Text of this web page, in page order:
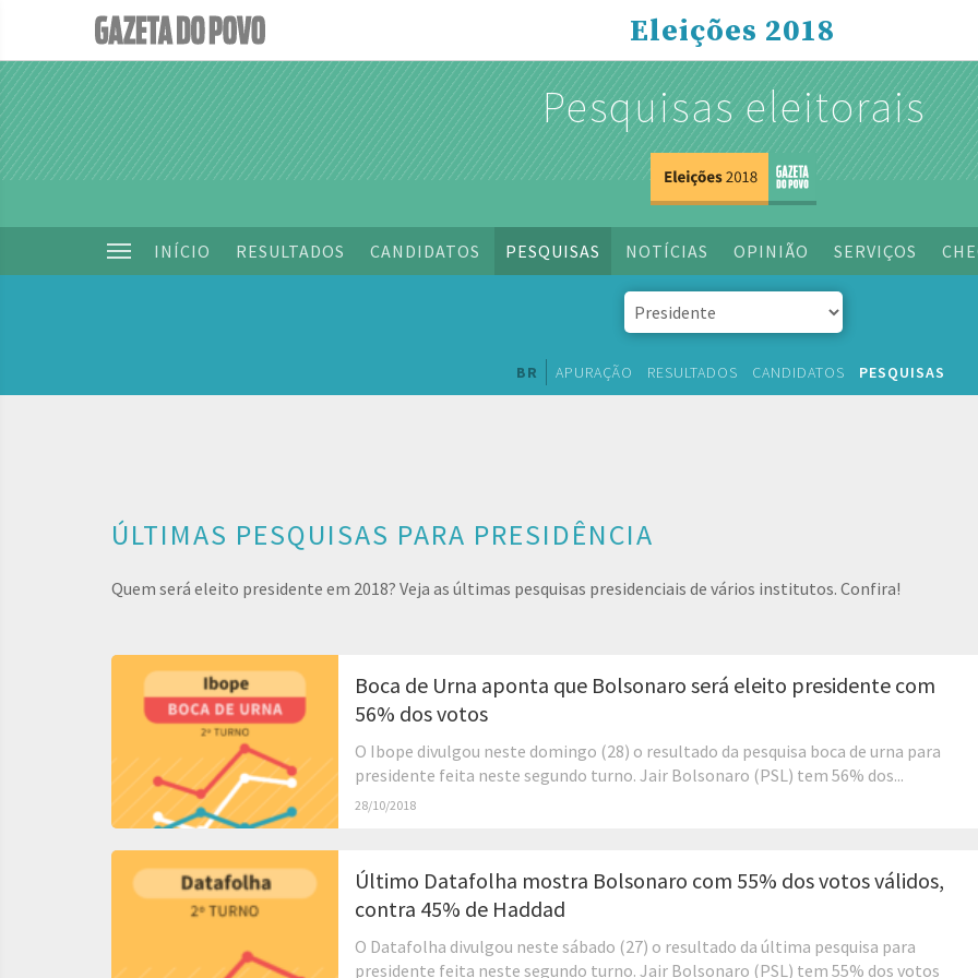
Eleições 2018
Pesquisas eleitorais
INÍCIO RESULTADOS CANDIDATOS PESQUISAS NOTÍCIAS OPINIÃO SERVIÇOS
BR APURAÇÃO RESULTADOS CANDIDATOS PESQUISAS
ÚLTIMAS PESQUISAS PARA PRESIDÊNCIA
Quem será eleito presidente em 2018? Veja as últimas pesquisas presidenciais de vários institutos. Confira!
Boca de Urna aponta que Bolsonaro será eleito presidente com
56% dos votos
O Ibope divulgou neste domingo (28) o resultado da pesquisa boca de urna para
presidente feita neste segundo turno. Jair Bolsonaro (PSL) tem 56% dos...
28/10/2018
Último Datafolha mostra Bolsonaro com 55% dos votos válidos,
contra 45% de Haddad
O Datafolha divulgou neste sábado (27) o resultado da última pesquisa para
presidente feita neste segundo turno. Jair Bolsonaro (PSL) tem 55% dos votos